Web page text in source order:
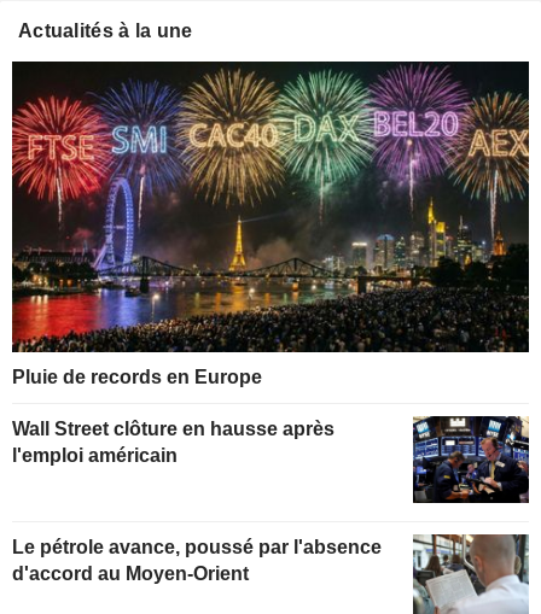
Actualités à la une
Pluie de records en Europe
Wall Street clôture en hausse après
l'emploi américain
Le pétrole avance, poussé par l'absence
d'accord au Moyen-Orient